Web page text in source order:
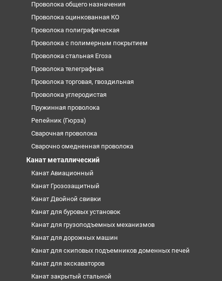
Проволока общего назначения
Проволока оцинкованная КО
Проволока полиграфическая
Проволока с полимерным покрытием
Проволока стальная Егоза
Проволока телеграфная
Проволока торговая, гвоздильная
Проволока углеродистая
Пружинная проволока
Репейник (Гюрза)
Сварочная проволока
Сварочно омедненная проволока
Канат металлический
Канат Авиационный
Канат Грозозащитный
Канат Двойной свивки
Канат для буровых установок
Канат для грузоподъемных механизмов
Канат для дорожных машин
Канат для скиповых подъемников доменных печей
Канат для экскаваторов
Канат закрытый стальной